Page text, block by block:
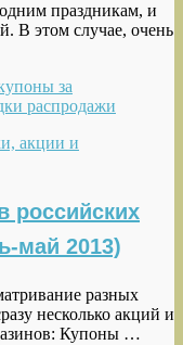
праздникам, и
В этом случае, очень
акции и
российских
май 2013)
разных
несколько акций и
Купоны …